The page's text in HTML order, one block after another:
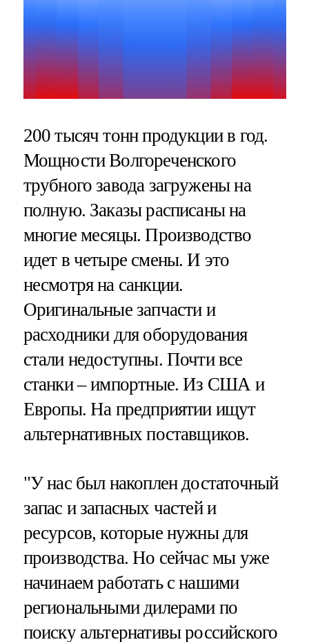
200 тысяч тонн продукции в год.
Мощности Волгореченского
трубного завода загружены на
полную. Заказы расписаны на
многие месяцы. Производство
идет в четыре смены. И это
несмотря на санкции.
Оригинальные запчасти и
расходники для оборудования
стали недоступны. Почти все
станки – импортные. Из США и
Европы. На предприятии ищут
альтернативных поставщиков.
"У нас был накоплен достаточный
запас и запасных частей и
ресурсов, которые нужны для
производства. Но сейчас мы уже
начинаем работать с нашими
региональными дилерами по
поиску альтернативы российского